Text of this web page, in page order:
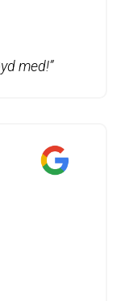
med!”